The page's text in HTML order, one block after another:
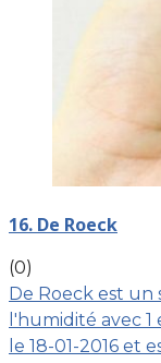
16. De Roeck
(0)
De Roeck est un
l'humidité avec
le 18-01-2016 et